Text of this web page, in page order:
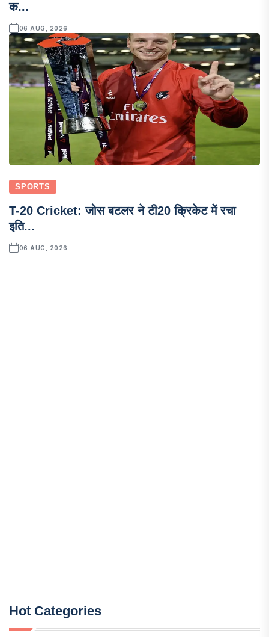
क...
06 AUG, 2026
SPORTS
T-20 Cricket: जोस बटलर ने टी20 क्रिकेट में रचा
इति...
06 AUG, 2026
Hot Categories